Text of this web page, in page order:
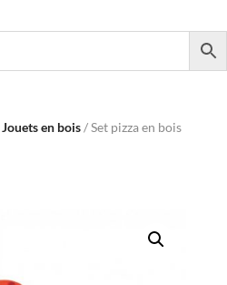
Jouets en bois/ Set pizza en bois